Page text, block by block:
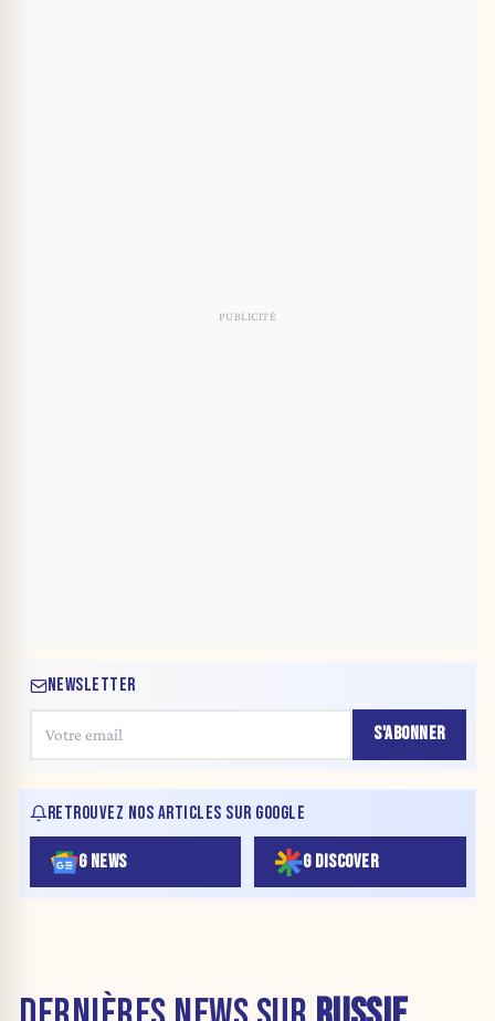
NEWSLETTER
S'ABONNER
RETROUVEZ NOS ARTICLES SUR GOOGLE
G NEWS G DISCOVER